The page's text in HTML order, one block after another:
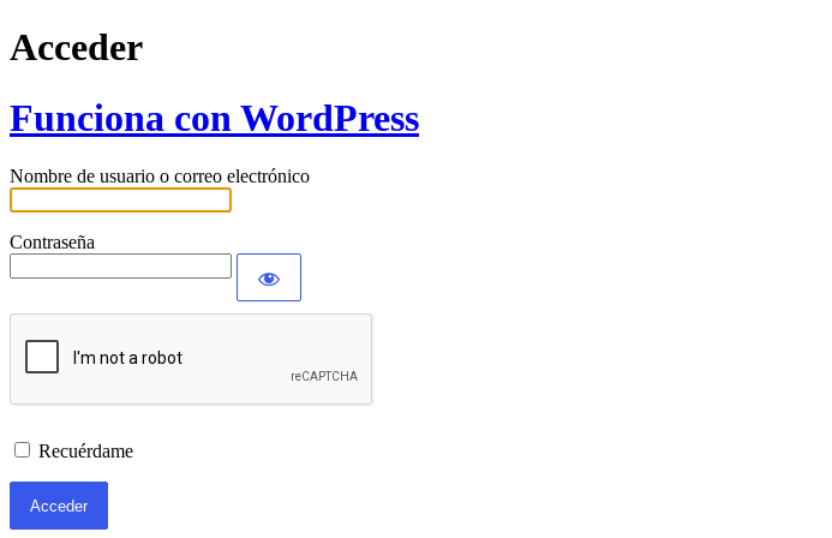
Acceder
Funciona con WordPress
Nombre de usuario o correo electrónico
Contraseña
Recuérdame